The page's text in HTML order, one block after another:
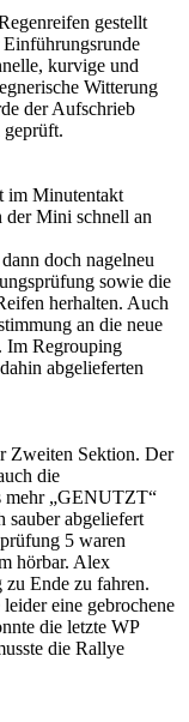
gestellt
kurvige und
Witterung
der Aufschrieb
im Minutentakt
der Mini schnell an
doch nagelneu
sowie die
herhalten. Auch
an die neue
Im Regrouping
abgelieferten
Zweiten Sektion. Der
die
mehr „GENUTZT“
sauber abgeliefert
5 waren
hörbar. Alex
zu Ende zu fahren.
eine gebrochene
die letzte WP
die Rallye